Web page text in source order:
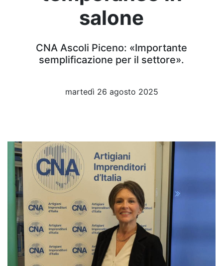
salone
CNA Ascoli Piceno: «Importante
semplificazione per il settore».
martedì 26 agosto 2025